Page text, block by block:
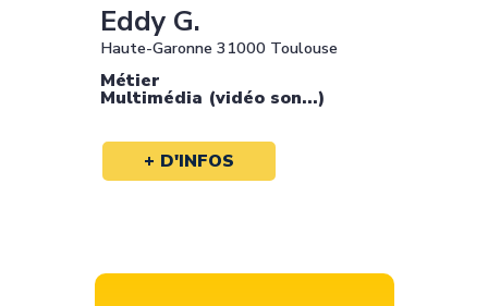
Eddy G.
Haute-Garonne 31000 Toulouse
Métier
Multimédia (vidéo son...)
+ D'INFOS